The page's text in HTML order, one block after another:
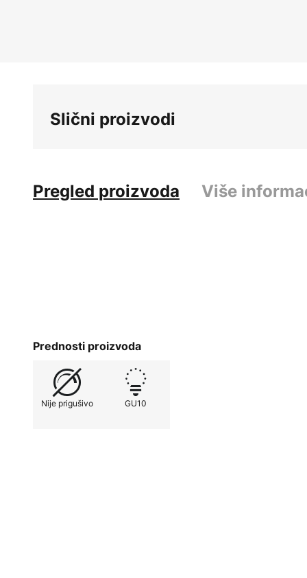
Slični proizvodi
Pregled proizvoda Više
Prednosti proizvoda
Nije prigušivo GU10